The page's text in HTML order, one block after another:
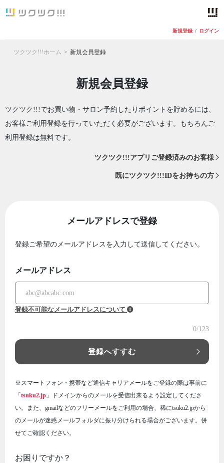
新規登録 / ログイン
ツクツク!!!ホーム 新規会員登録
新規会員登録
ツクツク!!!でお買い物・サロン予約したりポイントを貯めるには、
お客様ご利用登録を行っていただく必要がございます。もちろんご
利用登録は無料です。
ツクツク!!!アプリご登録済みのお客様
既にツクツク!!!IDをお持ちの方
メールアドレスで登録
登録ご希望のメールアドレスを入力して送信してください。
メールアドレス
登録不可能なメールアドレスについて
0/123
登録へすすむ
※スマートフォン・携帯など通信キャリアメールをご登録の際は事前に
「 tsuku2.jp 」ドメインからのメールを受信出来るよう設定してくださ
い。また、gmailなどのフリーメールをご利用の場合、稀にtsuku2.jpから
のメールが迷惑メールフォルダに振り分けられる場合がございます。併
せてご確認ください。
お困りですか？